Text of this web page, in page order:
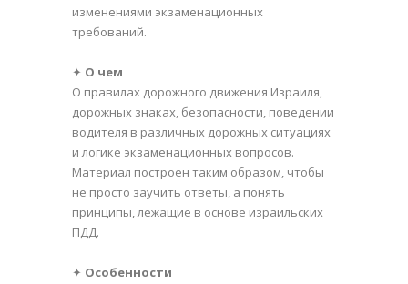
изменениями экзаменационных
требований.
✦ О чем
О правилах дорожного движения Израиля,
дорожных знаках, безопасности, поведении
водителя в различных дорожных ситуациях
и логике экзаменационных вопросов.
Материал построен таким образом, чтобы
не просто заучить ответы, а понять
принципы, лежащие в основе израильских
ПДД.
✦ Особенности